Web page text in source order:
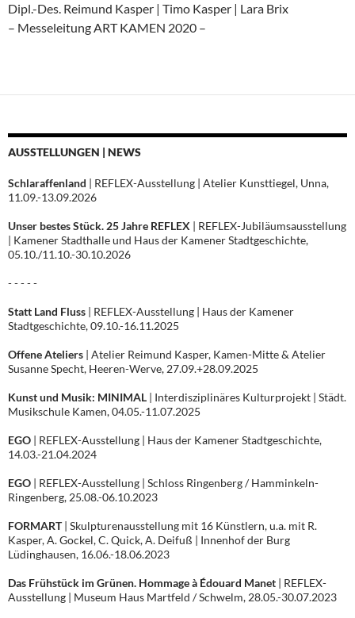
Dipl.-Des. Reimund Kasper | Timo Kasper | Lara Brix
– Messeleitung ART KAMEN 2020 –
AUSSTELLUNGEN | NEWS
Schlaraffenland | REFLEX-Ausstellung | Atelier Kunsttiegel, Unna,
11.09.-13.09.2026
Unser bestes Stück. 25 Jahre REFLEX | REFLEX-Jubiläumsausstellung
| Kamener Stadthalle und Haus der Kamener Stadtgeschichte,
05.10./11.10.-30.10.2026
- - - - -
Statt Land Fluss | REFLEX-Ausstellung | Haus der Kamener
Stadtgeschichte, 09.10.-16.11.2025
Offene Ateliers | Atelier Reimund Kasper, Kamen-Mitte & Atelier
Susanne Specht, Heeren-Werve, 27.09.+28.09.2025
Kunst und Musik: MINIMAL | Interdisziplinäres Kulturprojekt | Städt.
Musikschule Kamen, 04.05.-11.07.2025
EGO | REFLEX-Ausstellung | Haus der Kamener Stadtgeschichte,
14.03.-21.04.2024
EGO | REFLEX-Ausstellung | Schloss Ringenberg / Hamminkeln-
Ringenberg, 25.08.-06.10.2023
FORMART| Skulpturenausstellung mit 16 Künstlern, u.a. mit R.
Kasper, A. Gockel, C. Quick, A. Deifuß | Innenhof der Burg
Lüdinghausen, 16.06.-18.06.2023
Das Frühstück im Grünen. Hommage à Édouard Manet | REFLEX-
Ausstellung | Museum Haus Martfeld / Schwelm, 28.05.-30.07.2023